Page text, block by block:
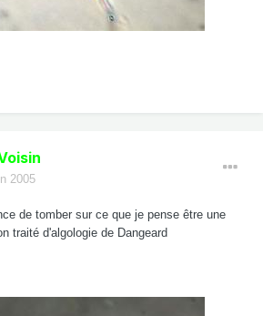
2005
de tomber sur ce que je pense être une
traité d'algologie de Dangeard